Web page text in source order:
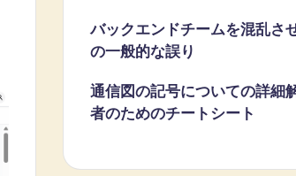
バックエンドチームを混乱さ
の一般的な誤り
通信図の記号についての詳細
者のためのチートシート